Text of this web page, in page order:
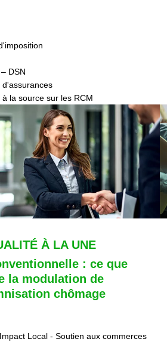
DSN
d'assurances
la source sur les RCM
À LA UNE
: ce que
la modulation de
chômage
Local - Soutien aux commerces